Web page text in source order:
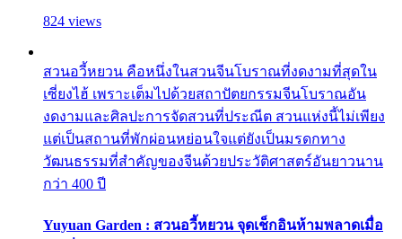
824 views
สวนอวี้หยวน คือหนึ่งในสวนจีนโบราณที่งดงามที่สุดใน
เซี่ยงไฮ้ เพราะเต็มไปด้วยสถาปัตยกรรมจีนโบราณอัน
งดงามและศิลปะการจัดสวนที่ประณีต สวนแห่งนี้ไม่เพียง
แต่เป็นสถานที่พักผ่อนหย่อนใจแต่ยังเป็นมรดกทาง
วัฒนธรรมที่สำคัญของจีนด้วยประวัติศาสตร์อันยาวนาน
กว่า 400 ปี
Yuyuan Garden : สวนอวี้หยวน จุดเช็กอินห้ามพลาดเมื่อ